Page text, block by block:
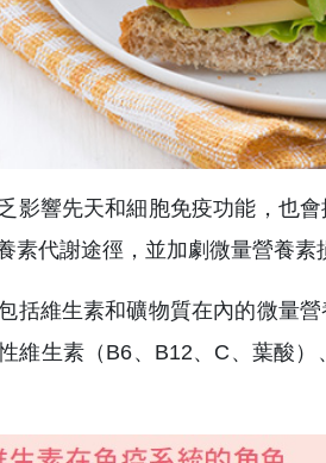
影響先天和細胞免疫功能，也
素代謝途徑，並加劇微量營養素
括維生素和礦物質在內的微量
維生素（B6、B12、C、葉酸